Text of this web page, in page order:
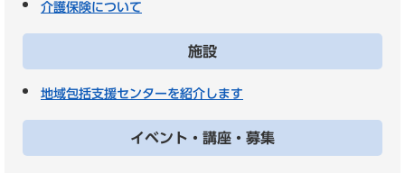
介護保険について
施設
地域包括支援センターを紹介します
イベント・講座・募集